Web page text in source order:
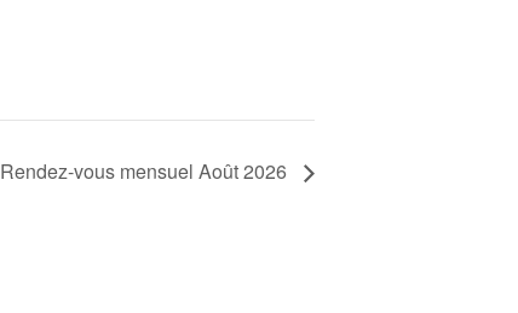
Rendez-vous mensuel Août 2026